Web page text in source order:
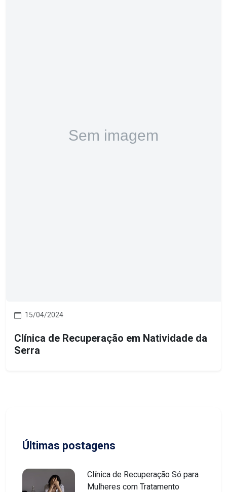
15/04/2024
Clínica de Recuperação em Natividade da
Serra
Últimas postagens
Clínica de Recuperação Só para
Mulheres com Tratamento